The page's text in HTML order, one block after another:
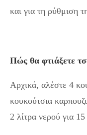
και για τη ρύθμιση
Πώς θα φτιάξετε
Αρχικά, αλέστε 4
κουκούτσια
2 λίτρα νερού για